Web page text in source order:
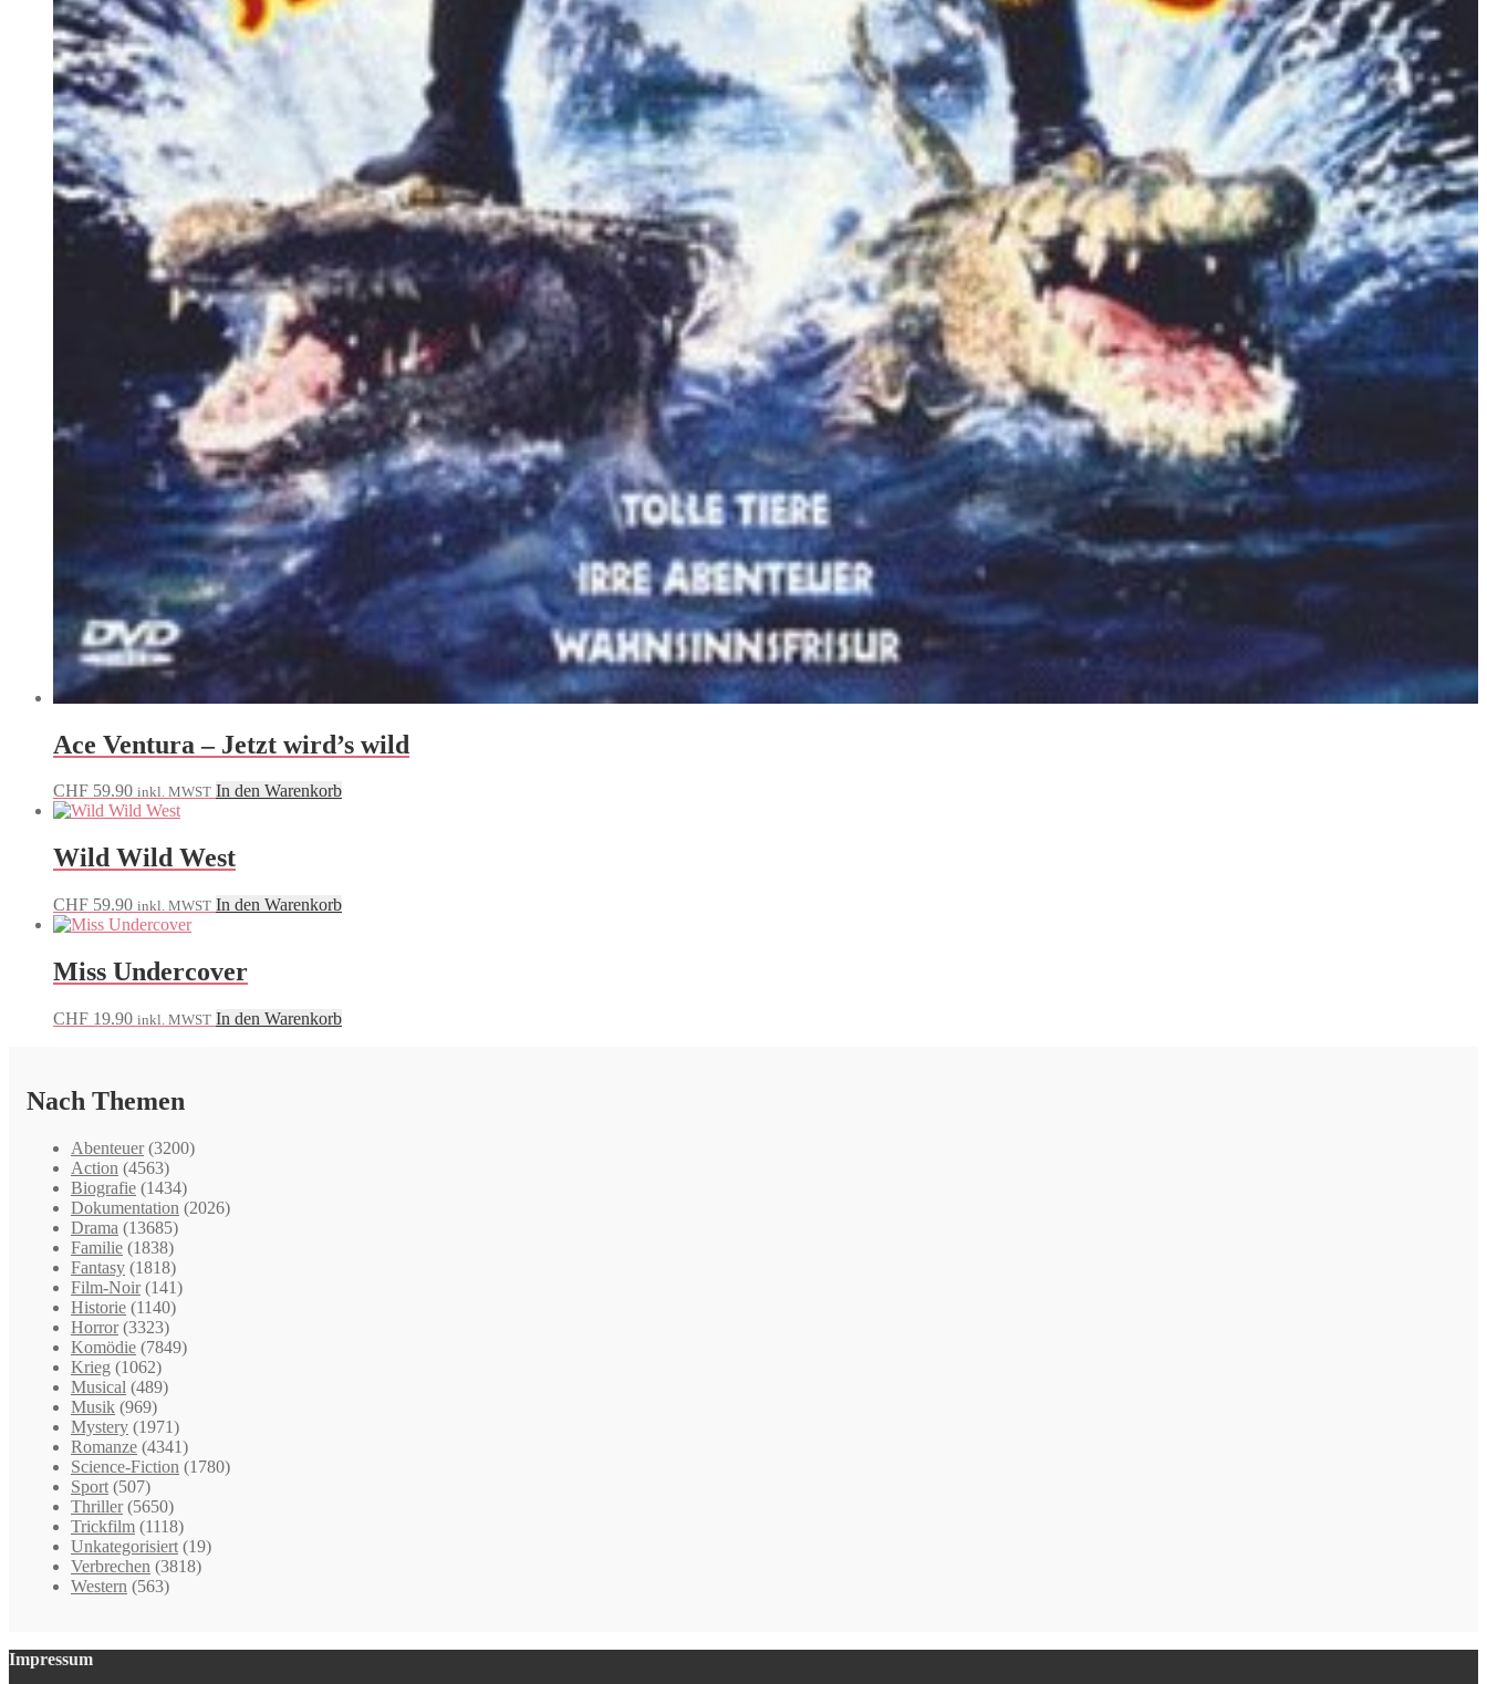
Ace Ventura – Jetzt wird’s wild
CHF 59.90 inkl. MWST In den Warenkorb
Wild Wild West
CHF 59.90 inkl. MWST In den Warenkorb
Miss Undercover
CHF 19.90 inkl. MWST In den Warenkorb
Nach Themen
Abenteuer (3200)
Action (4563)
Biografie (1434)
Dokumentation (2026)
Drama (13685)
Familie (1838)
Fantasy (1818)
Film-Noir (141)
Historie (1140)
Horror (3323)
Komödie (7849)
Krieg (1062)
Musical (489)
Musik (969)
Mystery (1971)
Romanze (4341)
Science-Fiction (1780)
Sport (507)
Thriller (5650)
Trickfilm (1118)
Unkategorisiert (19)
Verbrechen (3818)
Western (563)
Impressum